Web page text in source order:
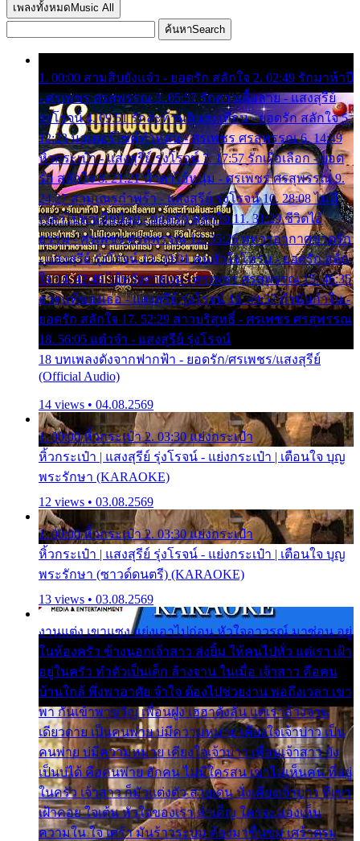
เพลงทั้งหมด Music All
ค้นหาSearch
1. 00:00 สามสิบยังแจ๋ว - ยอดรัก สลักใจ 2. 02:49 รักมาห้าปี
- ศรเพชร ศรสุพรรณ 3. 05:57 รักสาวเสื้อลาย - แสงสุรีย์
รุ่งโรจน์ 4. 09:51 รักสะท้านดินสะเทือน - ยอดรัก สลักใจ 5.
12:23 มอเตอร์ไซค์ทำหล่น - ศรเพชร ศรสุพรรณ 6. 14:49
หิ้วกระเป๋า - แสงสุรีย์ รุ่งโรจน์ 7. 17:57 รักเผื่อเลือก - ยอด
รัก สลักใจ 8. 21:21 น้ำตาไอ้หนุ่ม - ศรเพชร ศรสุพรรณ 9.
24:27 สามเณรกำพร้า - แสงสุรีย์ รุ่งโรจน์ 10. 28:08 ไม่มี
เวลาไปหาเมียน้อย - ยอดรัก สลักใจ 11. 31:29 ชีวิตไอ้
ธรรม - ศรเพชร ศรสุพรรณ 12. 35:26 ทหารอากาศขาดรัก
- แสงสุรีย์ รุ่งโรจน์ 13. 39:01 คนหัวใจโทรม - ยอดรัก สลัก
ใจ 14. 42:49 ไอ้หวังตายแน่ - ศรเพชร ศรสุพรรณ 15. 46:35
ธาตุแท้ของเธอ - แสงสุรีย์ รุ่งโรจน์ 16. 49:57 กำนันกำใน -
ยอดรัก สลักใจ 17. 52:29 สาวบริสุทธิ์ - ศรเพชร ศรสุพรรณ
18. 56:05 แต๋วจ๋า - แสงสุรีย์ รุ่งโรจน์
18 บทเพลงดังจากฟากฟ้า - ยอดรัก/ศรเพชร/แสงสุรีย์
(Official Audio)
14 views • 04.08.2569
1. 00:00 หิ้วกระเป๋า 2. 03:30 แย่งกระเป๋า
หิ้วกระเป๋า | แสงสุรีย์ รุ่งโรจน์ - แย่งกระเป๋า | เตือนใจ บุญ
พระรักษา (KARAOKE)
12 views • 03.08.2569
1. 00:00 หิ้วกระเป๋า 2. 03:30 แย่งกระเป๋า
หิ้วกระเป๋า | แสงสุรีย์ รุ่งโรจน์ - แย่งกระเป๋า | เตือนใจ บุญ
พระรักษา (ซาวด์ดนตรี) (KARAOKE)
13 views • 03.08.2569
งานแต่ง เขาแซง แย่งเอาไปก่อน หัวใจอาวรณ์ มาซ่อน อยู่
ในห้องครัว ข้างนอกเจ้าสาว ส่งยิ้ม ให้คนไปทั่ว แต่เรา เฝ้า
อยู่ในครัว ทำตัวเป็นเด็ก ล้างจาน ในเมื่อ เจ้าสาว คือคน
บ้านใกล้ พึ่งพาอาศัย จำใจ ต้องไปช่วยงาน พอถึงเวลา เขา
พา กันเข้าพาขวัญ เพื่อนฝูง เฮฮาดังลั่น แต่เราล้างจาน
เดียวดาย เป็นคนพ่าย บ่มีความหมาย เคียงใจเจ้าบ่าว เป็น
คนพ่าย บ่มีความหมาย เคียงใจเจ้าบ่าว เพื่อนเจ้าสาว ยัง
เป็นบ่ได้ คือคนพ่าย ฮักคน ไม่มีใครสน เขาไม่เห็นคน ที่อยู่
ในครัว เจ้าสาว ก็มัวแต่งตัว สวยเด่น นั่งเคียงเจ้าบ่าว ที่เขา
เฝ้าคอย ใจเต้น หัวใจของเรา ลำเค็ญ ใครจะมองเห็น
ความใน ใจ เศร้า มันร้าวระบม ต้องมาขื่นขม เศร้าตรม